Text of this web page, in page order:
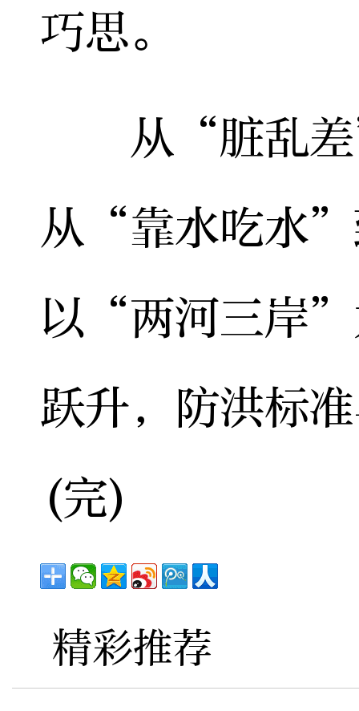
巧思。
从“脏乱差
从“靠水吃水
以“两河三岸”
跃升，防洪标
(完)
精彩推荐